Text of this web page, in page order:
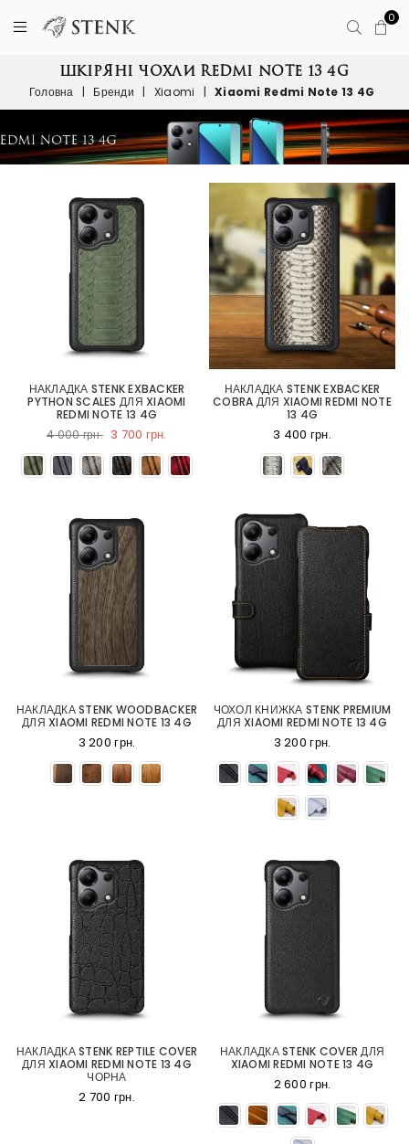
0
ШКІРЯНІ ЧОХЛИ REDMI NOTE 13 4G
Головна | Бренди | Xiaomi | Xiaomi Redmi Note 13 4G
НАКЛАДКА STENK EXBACKER
PYTHON SCALES ДЛЯ XIAOMI
REDMI NOTE 13 4G
4 000 грн. 3 700 грн.
НАКЛАДКА STENK EXBACKER
COBRA ДЛЯ XIAOMI REDMI NOTE
13 4G
3 400 грн.
НАКЛАДКА STENK WOODBACKER
ДЛЯ XIAOMI REDMI NOTE 13 4G
3 200 грн.
ЧОХОЛ КНИЖКА STENK PREMIUM
ДЛЯ XIAOMI REDMI NOTE 13 4G
3 200 грн.
НАКЛАДКА STENK REPTILE COVER
ДЛЯ XIAOMI REDMI NOTE 13 4G
ЧОРНА
2 700 грн.
НАКЛАДКА STENK COVER ДЛЯ
XIAOMI REDMI NOTE 13 4G
2 600 грн.